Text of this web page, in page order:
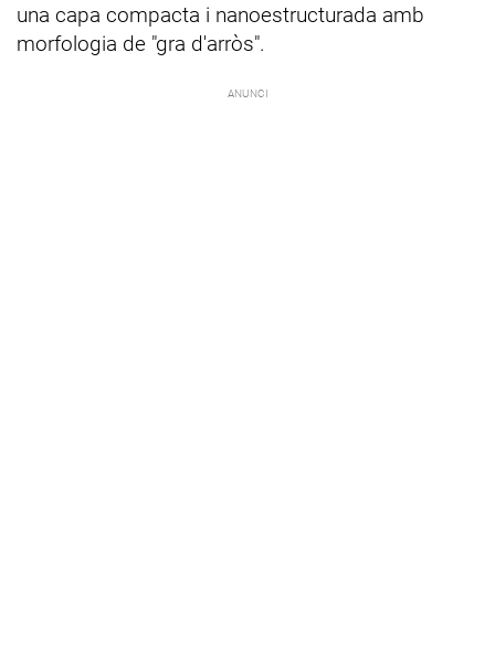
una capa compacta i nanoestructurada amb
morfologia de "gra d'arròs".